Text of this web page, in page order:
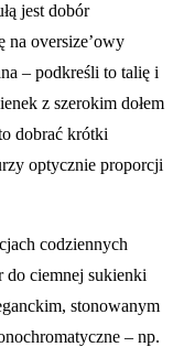
jest dobór
na oversize’owy
– podkreśli to talię i
z szerokim dołem
dobrać krótki
optycznie proporcji
codziennych
do ciemnej sukienki
stonowanym
– np.